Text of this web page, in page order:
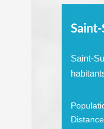
Saint-